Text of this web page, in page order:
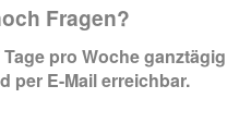
Fragen?
pro Woche ganztägig
per E-Mail erreichbar.